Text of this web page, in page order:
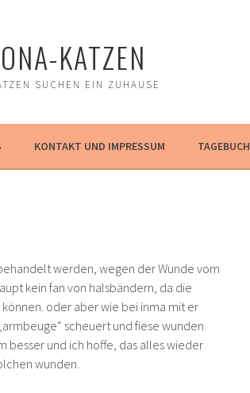
KATZEN
SUCHEN EIN ZUHAUSE
KONTAKT UND IMPRESSUM TAGEBUCH
werden, wegen der Wunde vom
kein fan von halsbändern, da die
oder aber wie bei inma mit er
scheuert und fiese wunden
besser und ich hoffe, das alles wieder
wunden.